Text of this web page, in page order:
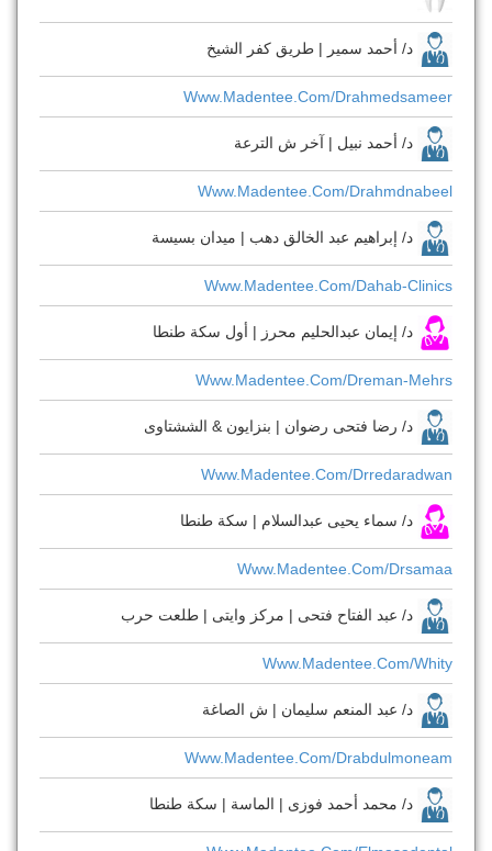
د/ أحمد سمير | طريق كفر الشيخ
Www.madentee.com/drahmedsameer
د/ أحمد نبيل | آخر ش الترعة
Www.madentee.com/drahmdnabeel
د/ إبراهيم عبد الخالق دهب | ميدان بسيسة
Www.madentee.com/dahab-Clinics
د/ إيمان عبدالحليم محرز | أول سكة طنطا
Www.madentee.com/dreman-Mehrs
د/ رضا فتحى رضوان | بنزايون & الششتاوى
Www.madentee.com/drredaradwan
د/ سماء يحيى عبدالسلام | سكة طنطا
Www.madentee.com/drsamaa
د/ عبد الفتاح فتحى | مركز وايتى | طلعت حرب
Www.madentee.com/whity
د/ عبد المنعم سليمان | ش الصاغة
Www.madentee.com/drabdulmoneam
د/ محمد أحمد فوزى | الماسة | سكة طنطا